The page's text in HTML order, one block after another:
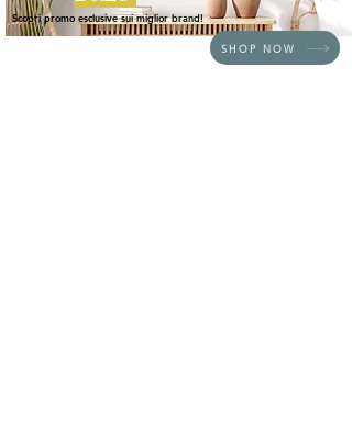
SHOP NOW
Scopri promo esclusive sui miglior brand!